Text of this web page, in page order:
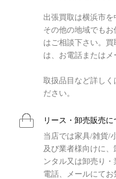
出張買取は横浜市
その他の地域でも
はご相談下さい。
は、お電話またはメ
取扱品目など詳しく
ださい。
リース・卸売販売に
当店では家具/雑貨/
及び業者様向けに
ンタル又は卸売り
電話、メールにてお